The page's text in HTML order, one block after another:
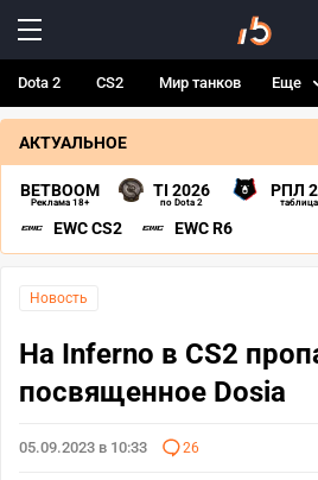
Dota 2 CS2 Мир танков Еще
АКТУАЛЬНОЕ
BETBOOM
Реклама 18+
TI 2026
по Dota 2
РПЛ
EWC CS2 EWC R6
Новость
На Inferno в CS2
посвященное Dosia
05.09.2023 в 10:33 26